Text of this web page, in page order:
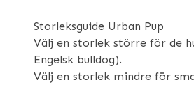
Storleksguide Urban Pup
Välj en storlek större för de
Engelsk bulldog).
Välj en storlek mindre för